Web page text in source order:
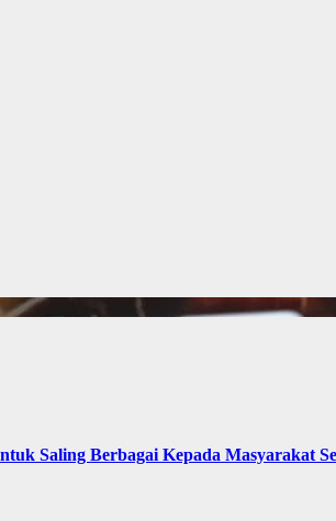
Saling Berbagai Kepada Masyarakat